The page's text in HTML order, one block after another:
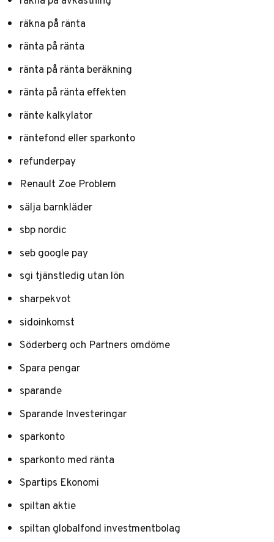
räkna på ränta
ränta på ränta
ränta på ränta beräkning
ränta på ränta effekten
ränte kalkylator
räntefond eller sparkonto
refunderpay
Renault Zoe Problem
sälja barnkläder
sbp nordic
seb google pay
sgi tjänstledig utan lön
sharpekvot
sidoinkomst
Söderberg och Partners omdöme
Spara pengar
sparande
Sparande Investeringar
sparkonto
sparkonto med ränta
Spartips Ekonomi
spiltan aktie
spiltan globalfond investmentbolag